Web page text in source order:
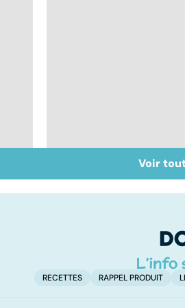
Acupuncture :
comment est-elle
Voir
RECETTES RAPPEL PRODUIT